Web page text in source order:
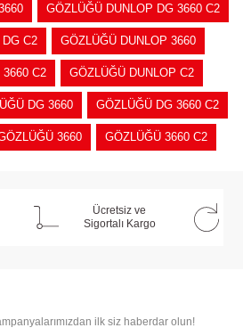
GÖZLÜĞÜ DUNLOP DG 3660 C2
C2 GÖZLÜĞÜ DUNLOP 3660
3660 C2 GÖZLÜĞÜ DUNLOP C2
DG 3660 GÖZLÜĞÜ DG 3660 C2
3660 GÖZLÜĞÜ 3660 C2
Ücretsiz ve
Sigortalı Kargo
ilk siz haberdar olun!